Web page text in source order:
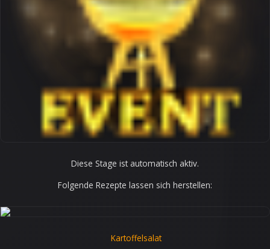
Diese Stage ist automatisch aktiv.
Folgende Rezepte lassen sich herstellen:
Kartoffelsalat